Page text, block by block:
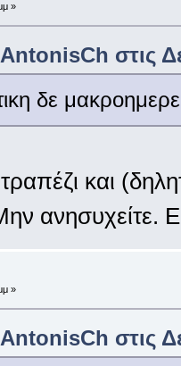
»
στις
δε
και
ανησυχείτε.
»
στις